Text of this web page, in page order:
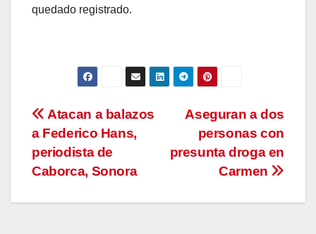
quedado registrado.
Navegación
de
entradas
Aseguran a dos
personas con
presunta droga en
Carmen
Atacan a balazos
a Federico Hans,
periodista de
Caborca, Sonora